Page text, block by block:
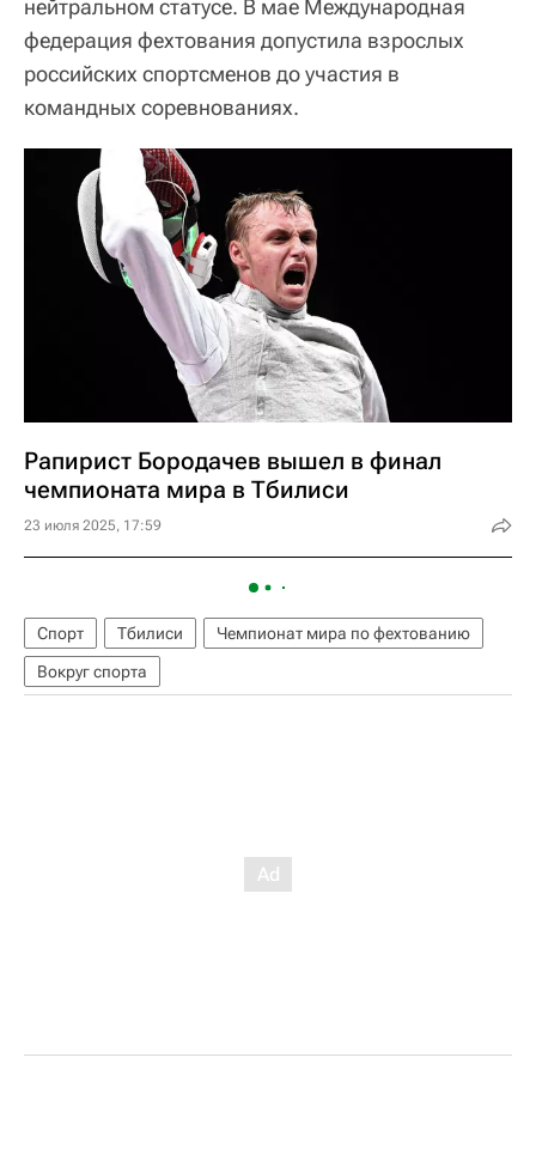
нейтральном статусе. В мае Международная
федерация фехтования допустила взрослых
российских спортсменов до участия в
командных соревнованиях.
Рапирист Бородачев вышел в финал
чемпионата мира в Тбилиси
23 июля 2025, 17:59
Спорт Тбилиси
Чемпионат мира по фехтованию
Вокруг спорта